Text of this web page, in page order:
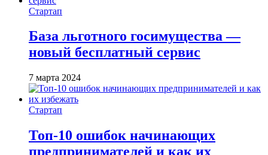
Стартап
База льготного госимущества —
новый бесплатный сервис
7 марта 2024
Стартап
Топ-10 ошибок начинающих
предпринимателей и как их